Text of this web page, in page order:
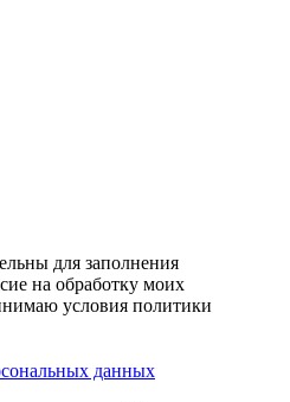
для заполнения
на обработку моих
условия политики
данных